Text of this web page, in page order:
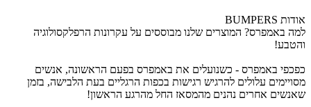
אודות BUMPERS
למה באמפרס? המוצרים שלנו מבוססים על עקרונות הרפלקסולוגיה
והטבע!
כפכפי באמפרס - כשנועלים את באמפרס בפעם הראשונה, אנשים
מסויימים עלולים להרגיש רגישות בכפות הרגליים בעת הלבישה, בזמן
שאנשים אחרים נהנים מהמסאז החל מהרגע הראשון!